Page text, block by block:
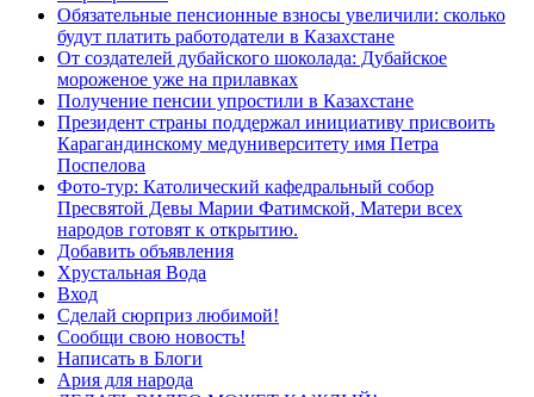
Обязательные пенсионные взносы увеличили: сколько
будут платить работодатели в Казахстане
От создателей дубайского шоколада: Дубайское
мороженое уже на прилавках
Получение пенсии упростили в Казахстане
Президент страны поддержал инициативу присвоить
Карагандинскому медуниверситету имя Петра
Поспелова
Фото-тур: Католический кафедральный собор
Пресвятой Девы Марии Фатимской, Матери всех
народов готовят к открытию.
Добавить объявления
Хрустальная Вода
Вход
Сделай сюрприз любимой!
Сообщи свою новость!
Написать в Блоги
Ария для народа